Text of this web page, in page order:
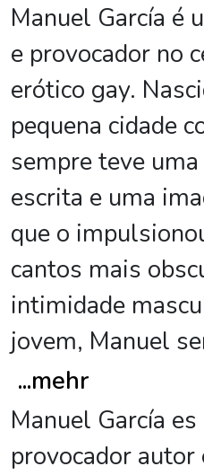
Manuel García é
e provocador no
erótico gay.
pequena cidade
sempre teve
escrita e uma
que o
cantos mais
intimidade
jovem, Manuel
...mehr
Manuel García
provocador